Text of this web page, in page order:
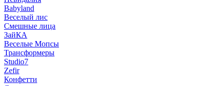
Babyland
Веселый лис
Смешные лица
ЗайКА
Веселые Мопсы
Трансформеры
Studio7
Zefir
Конфетти